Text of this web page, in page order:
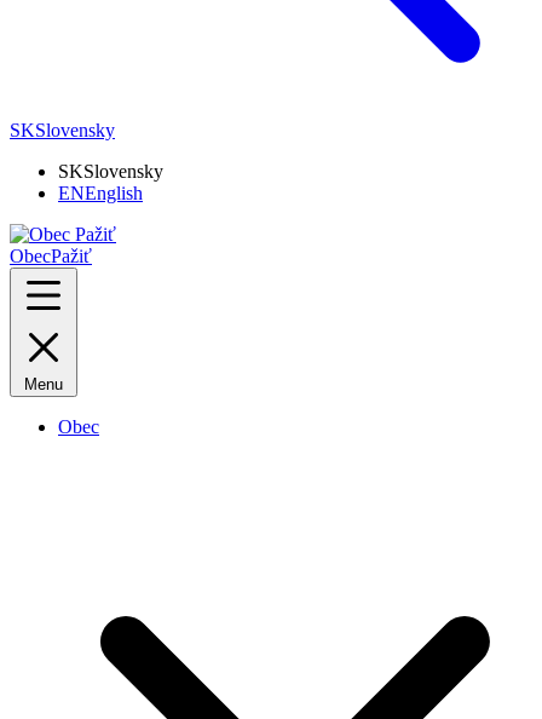
SKSlovensky
SKSlovensky
ENEnglish
ObecPažiť
Menu
Obec